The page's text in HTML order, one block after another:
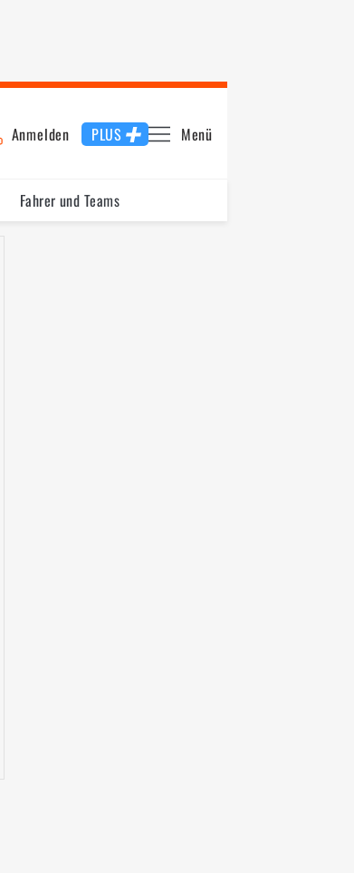
Anmelden PLUS Menü
Fahrer und Teams